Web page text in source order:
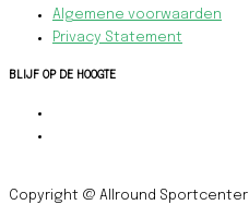
Algemene voorwaarden
Privacy Statement
BLIJF OP DE HOOGTE
Copyright @ Allround Sportcenter